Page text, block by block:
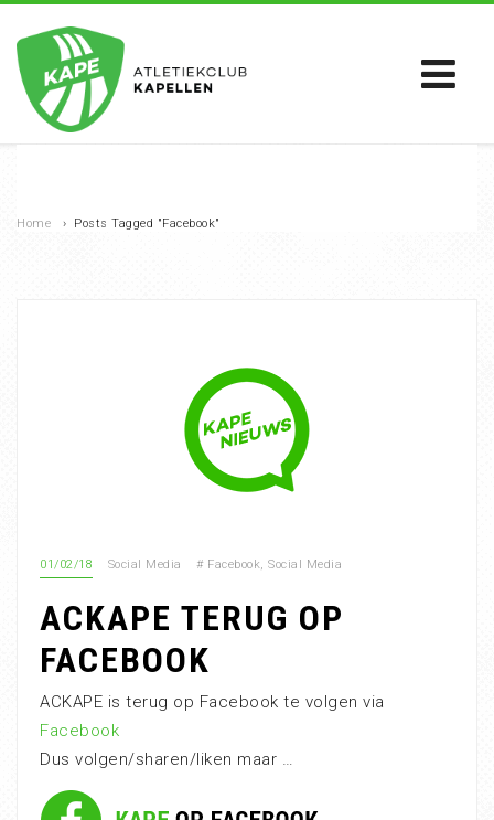
Home › Posts Tagged "Facebook"
01/02/18 Social Media # Facebook, Social Media
ACKAPE TERUG OP
FACEBOOK
ACKAPE is terug op Facebook te volgen via
Facebook
Dus volgen/sharen/liken maar …